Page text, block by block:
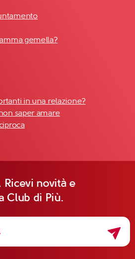
gemella?
in una relazione?
saper amare
Ricevi novità e
Club di Più.